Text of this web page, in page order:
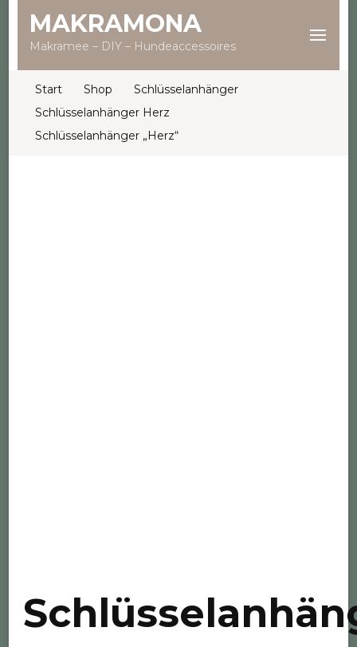
MAKRAMONA
Makramee – DIY – Hundeaccessoires
Start Shop
Schlüsselanhänger
Schlüsselanhänger Herz
Schlüsselanhänger „Herz“